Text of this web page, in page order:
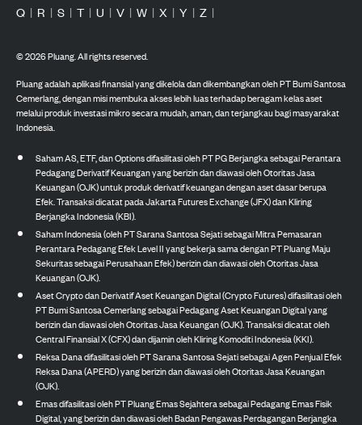
Q | R | S | T | U | V | W | X | Y | Z |
©2026Pluang. All rights reserved.
Pluang adalah aplikasi finansial yang dikelola dan dikembangkan oleh PT Bumi Santosa
Cemerlang, dengan misi membuka akses lebih luas terhadap beragam kelas aset
melalui produk investasi mikro secara mudah, aman, dan terjangkau bagi masyarakat
Indonesia.
Saham AS, ETF, dan Options difasilitasi oleh PT PG Berjangka sebagai Perantara
Pedagang Derivatif Keuangan yang berizin dan diawasi oleh Otoritas Jasa
Keuangan (OJK) untuk produk derivatif keuangan dengan aset dasar berupa
Efek. Transaksi dicatat pada Jakarta Futures Exchange (JFX) dan Kliring
Berjangka Indonesia (KBI).
Saham Indonesia (oleh PT Sarana Santosa Sejati sebagai Mitra Pemasaran
Perantara Pedagang Efek Level II yang bekerja sama dengan PT Pluang Maju
Sekuritas sebagai Perusahaan Efek) berizin dan diawasi oleh Otoritas Jasa
Keuangan (OJK).
Aset Crypto dan Derivatif Aset Keuangan Digital (Crypto Futures) difasilitasi oleh
PT Bumi Santosa Cemerlang sebagai Pedagang Aset Keuangan Digital yang
berizin dan diawasi oleh Otoritas Jasa Keuangan (OJK). Transaksi dicatat oleh
Central Finansial X (CFX) dan dijamin oleh Kliring Komoditi Indonesia (KKI).
Reksa Dana difasilitasi oleh PT Sarana Santosa Sejati sebagai Agen Penjual Efek
Reksa Dana (APERD) yang berizin dan diawasi oleh Otoritas Jasa Keuangan
(OJK).
Emas difasilitasi oleh PT Pluang Emas Sejahtera sebagai Pedagang Emas Fisik
Digital, yang berizin dan diawasi oleh Badan Pengawas Perdagangan Berjangka